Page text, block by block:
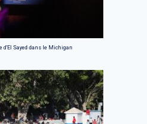
Sayed dans le Michigan